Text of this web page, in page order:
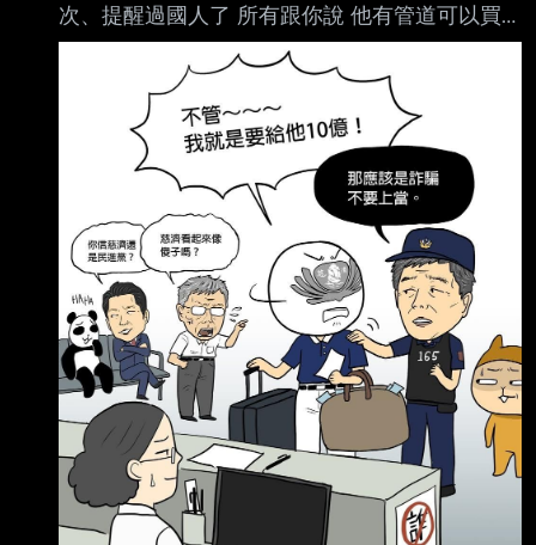
次、提醒過國人了 所有跟你說 他有管道可以買
到BNT疫苗的 都是掮客、詐騙犯 陳時中都已經
跟慈濟說了，小心詐騙，有人跟你說他可以買到
疫苗的都是騙子 但慈濟不管，我就是要給人騙
然後，被騙了以後 也不報警，還說是 事後看報
紙才知道 會不會太扯啊，被騙走10億 完全不知
道之外，還說 我也是看報紙 才知道的 還不聽別
人的示警，小心有詐騙 堅持要給人騙，為什麼慈
濟會這樣幹 ?? --